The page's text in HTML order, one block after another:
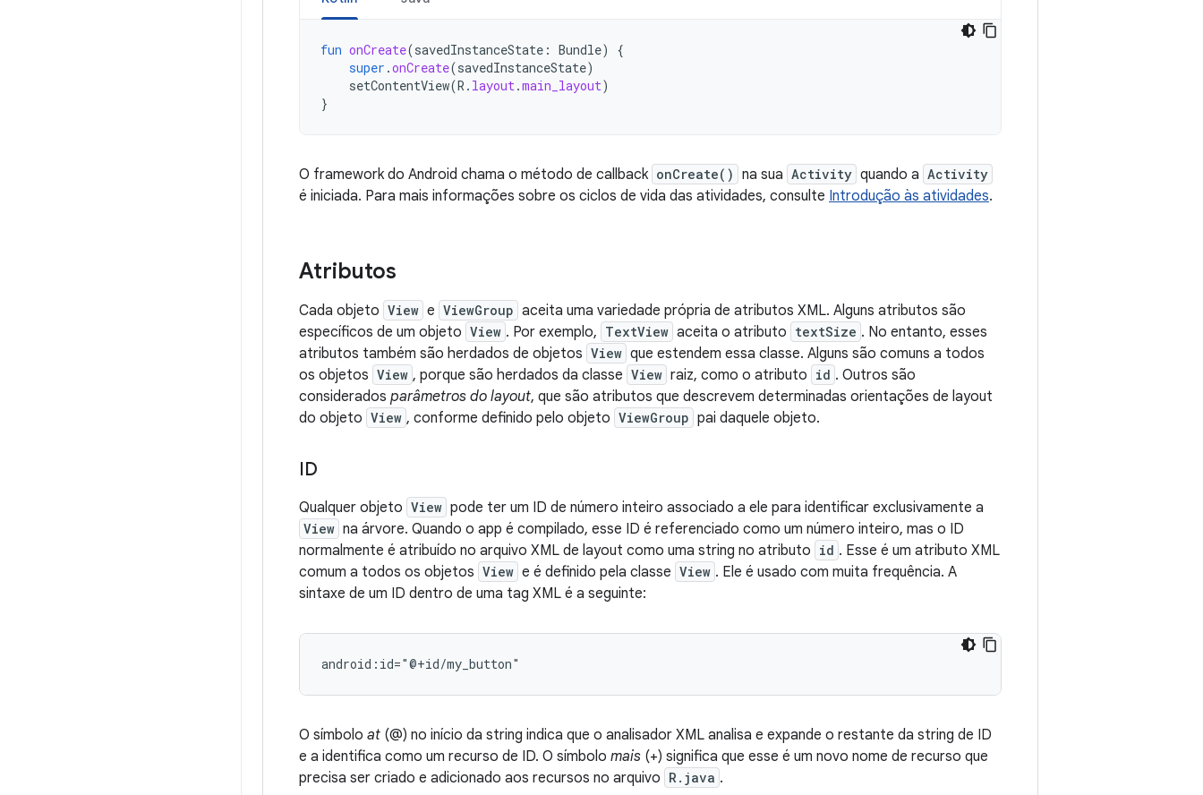
fun onCreate(savedInstanceState : Bundle)
{
super .onCreate(savedInstanceState)
setContentView(R . layout.main_layout)
}
O framework do Android chama o método de callback onCreate() na sua Activity quando a Activity
é iniciada. Para mais informações sobre os ciclos de vida das atividades, consulte Introdução às atividades.
Atributos
Cada objeto View e ViewGroup aceita uma variedade própria de atributos XML. Alguns atributos são
específicos de um objeto View . Por exemplo, TextView aceita o atributo textSize . No entanto, esses
atributos também são herdados de objetos View que estendem essa classe. Alguns são comuns a todos
os objetos View , porque são herdados da classe View raiz, como o atributo id . Outros são
considerados parâmetros do layout, que são atributos que descrevem determinadas orientações de layout
do objeto View , conforme definido pelo objeto ViewGroup pai daquele objeto.
ID
Qualquer objeto View pode ter um ID de número inteiro associado a ele para identificar exclusivamente a
View na árvore. Quando o app é compilado, esse ID é referenciado como um número inteiro, mas o ID
normalmente é atribuído no arquivo XML de layout como uma string no atributo id . Esse é um atributo XML
comum a todos os objetos View e é definido pela classe View . Ele é usado com muita frequência. A
sintaxe de um ID dentro de uma tag XML é a seguinte:
android:id="@+id/my_button"
O símbolo at (@) no início da string indica que o analisador XML analisa e expande o restante da string de ID
e a identifica como um recurso de ID. O símbolo mais (+) significa que esse é um novo nome de recurso que
precisa ser criado e adicionado aos recursos no arquivo R.java .